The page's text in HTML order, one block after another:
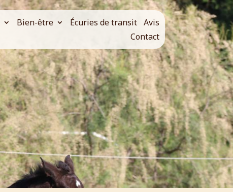
Bien-être Écuries de transit
Avis
Contact